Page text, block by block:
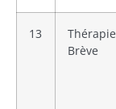
13
Thérapie
Brève